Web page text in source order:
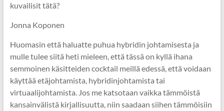
kuvailisit tätä?
Jonna Koponen
Huomasin että haluatte puhua hybridin johtamisesta ja
mulle tulee siitä heti mieleen, että tässä on kyllä ihana
semmoinen käsitteiden cocktail meillä edessä, että voidaan
käyttää etäjohtamista, hybridinjohtamista tai
virtuaalijohtamista. Jos me katsotaan vaikka tämmöistä
kansainvälistä kirjallisuutta, niin saadaan siihen tämmöisiin